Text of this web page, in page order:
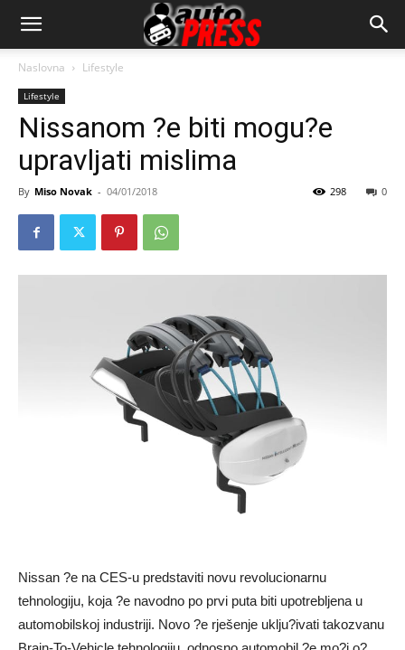
AutopressHR
Naslovna Lifestyle
Lifestyle
Nissanom ?e biti mogu?e
upravljati mislima
By Miso Novak - 04/01/2018 0
298
Nissan ?e na CES-u predstaviti novu revolucionarnu
tehnologiju, koja ?e navodno po prvi puta biti upotrebljena u
automobilskoj industriji. Novo ?e rješenje uklju?ivati takozvanu